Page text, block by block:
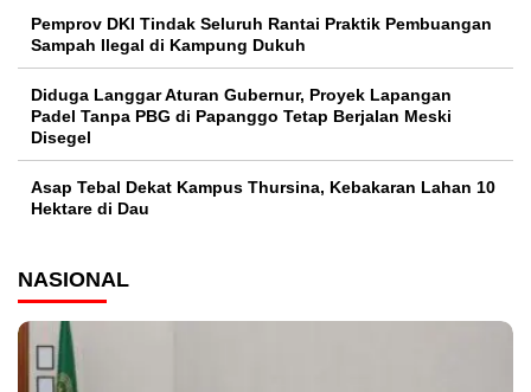
Pemprov DKI Tindak Seluruh Rantai Praktik Pembuangan
Sampah Ilegal di Kampung Dukuh
Diduga Langgar Aturan Gubernur, Proyek Lapangan
Padel Tanpa PBG di Papanggo Tetap Berjalan Meski
Disegel
Asap Tebal Dekat Kampus Thursina, Kebakaran Lahan 10
Hektare di Dau
NASIONAL